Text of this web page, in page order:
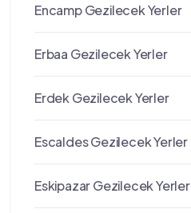
Encamp Gezilecek Yerler
Erbaa Gezilecek Yerler
Erdek Gezilecek Yerler
Escaldes Gezilecek Yerler
Eskipazar Gezilecek Yerler